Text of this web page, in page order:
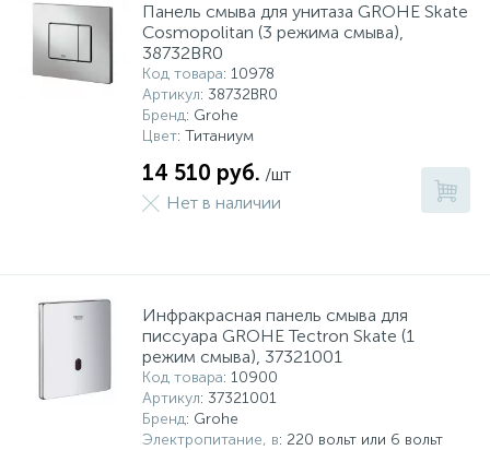
Расширительные баки для отопления и ГВС
Теплоносители и антифризы
Системы управления и принадлежности для
насосов
Коммерческие насосы
Бытовые насосы
Центробежные in-line насосы
Гофрированные нержавеющие системы
Медные системы под пайку
Контрольно-измерительные приборы
49
Крепеж и аксессуары
Корпуса для механических фильтров
Системы контроля протечки воды
Мультипатронные фильтры
Комплектующие для систем водоподготовки
Фильтры механической очистки
Панель смыва для унитаза GROHE Skate
Cosmopolitan (3 режима смыва),
38732BR0
Код товара: 10978
Артикул: 38732BR0
Бренд: Grohe
Цвет: Титаниум
14 510 руб. /шт
Нет в наличии
Инфракрасная панель смыва для
писсуара GROHE Tectron Skate (1
режим смыва), 37321001
Код товара: 10900
Артикул: 37321001
Бренд: Grohe
Электропитание, в: 220 вольт или 6 вольт